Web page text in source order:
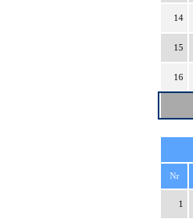
14
15
16
Nr
1